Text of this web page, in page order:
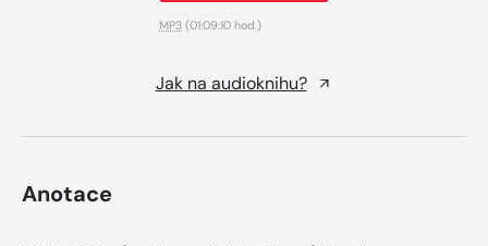
MP3 (01:09:10 hod.)
Jak na audioknihu?
Anotace